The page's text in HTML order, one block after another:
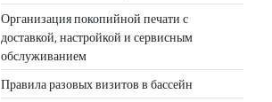
Организация покопийной печати с
доставкой, настройкой и сервисным
обслуживанием
Правила разовых визитов в бассейн